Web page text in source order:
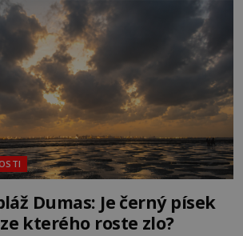
Dumas: Je černý písek
kterého roste zlo?